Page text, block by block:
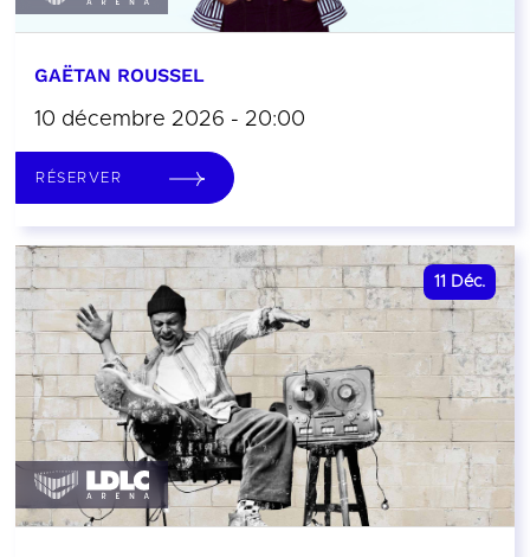
GAËTAN ROUSSEL
10 décembre 2026 - 20:00
RÉSERVER
11 Déc.